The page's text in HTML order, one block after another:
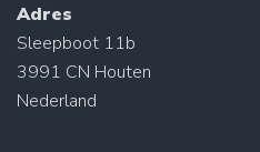
Adres
Sleepboot 11b
3991 CN Houten
Nederland